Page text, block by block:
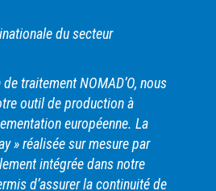
du secteur
traitement NOMAD’O, nous
outil de production à
européenne. La
» réalisée sur mesure par
intégrée dans notre
d’assurer la continuité de